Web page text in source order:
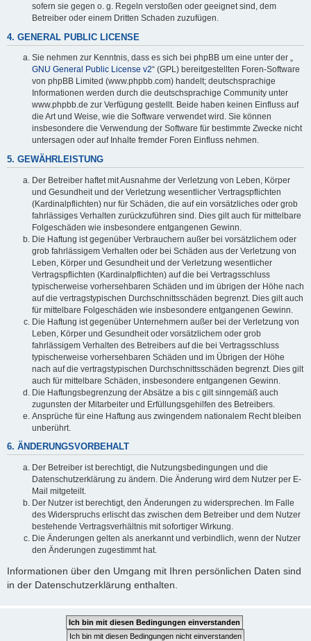
sofern sie gegen o. g. Regeln verstoßen oder geeignet sind, dem
Betreiber oder einem Dritten Schaden zuzufügen.
4. GENERAL PUBLIC LICENSE
Sie nehmen zur Kenntnis, dass es sich bei phpBB um eine unter der „
GNU General Public License v2“ (GPL) bereitgestellten Foren-Software
von phpBB Limited (www.phpbb.com) handelt; deutschsprachige
Informationen werden durch die deutschsprachige Community unter
www.phpbb.de zur Verfügung gestellt. Beide haben keinen Einfluss auf
die Art und Weise, wie die Software verwendet wird. Sie können
insbesondere die Verwendung der Software für bestimmte Zwecke nicht
untersagen oder auf Inhalte fremder Foren Einfluss nehmen.
5. GEWÄHRLEISTUNG
Der Betreiber haftet mit Ausnahme der Verletzung von Leben, Körper
und Gesundheit und der Verletzung wesentlicher Vertragspflichten
(Kardinalpflichten) nur für Schäden, die auf ein vorsätzliches oder grob
fahrlässiges Verhalten zurückzuführen sind. Dies gilt auch für mittelbare
Folgeschäden wie insbesondere entgangenen Gewinn.
Die Haftung ist gegenüber Verbrauchern außer bei vorsätzlichem oder
grob fahrlässigem Verhalten oder bei Schäden aus der Verletzung von
Leben, Körper und Gesundheit und der Verletzung wesentlicher
Vertragspflichten (Kardinalpflichten) auf die bei Vertragsschluss
typischerweise vorhersehbaren Schäden und im übrigen der Höhe nach
auf die vertragstypischen Durchschnittsschäden begrenzt. Dies gilt auch
für mittelbare Folgeschäden wie insbesondere entgangenen Gewinn.
Die Haftung ist gegenüber Unternehmern außer bei der Verletzung von
Leben, Körper und Gesundheit oder vorsätzlichem oder grob
fahrlässigem Verhalten des Betreibers auf die bei Vertragsschluss
typischerweise vorhersehbaren Schäden und im Übrigen der Höhe
nach auf die vertragstypischen Durchschnittsschäden begrenzt. Dies gilt
auch für mittelbare Schäden, insbesondere entgangenen Gewinn.
Die Haftungsbegrenzung der Absätze a bis c gilt sinngemäß auch
zugunsten der Mitarbeiter und Erfüllungsgehilfen des Betreibers.
Ansprüche für eine Haftung aus zwingendem nationalem Recht bleiben
unberührt.
6. ÄNDERUNGSVORBEHALT
Der Betreiber ist berechtigt, die Nutzungsbedingungen und die
Datenschutzerklärung zu ändern. Die Änderung wird dem Nutzer per E-
Mail mitgeteilt.
Der Nutzer ist berechtigt, den Änderungen zu widersprechen. Im Falle
des Widerspruchs erlischt das zwischen dem Betreiber und dem Nutzer
bestehende Vertragsverhältnis mit sofortiger Wirkung.
Die Änderungen gelten als anerkannt und verbindlich, wenn der Nutzer
den Änderungen zugestimmt hat.
Informationen über den Umgang mit Ihren persönlichen Daten sind
in der Datenschutzerklärung enthalten.